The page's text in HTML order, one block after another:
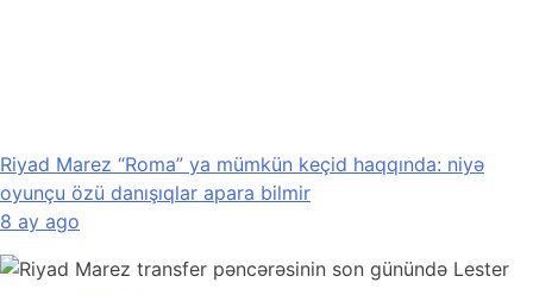
Riyad Marez “Roma” ya mümkün keçid haqqında: niyə
oyunçu özü danışıqlar apara bilmir
8 ay ago